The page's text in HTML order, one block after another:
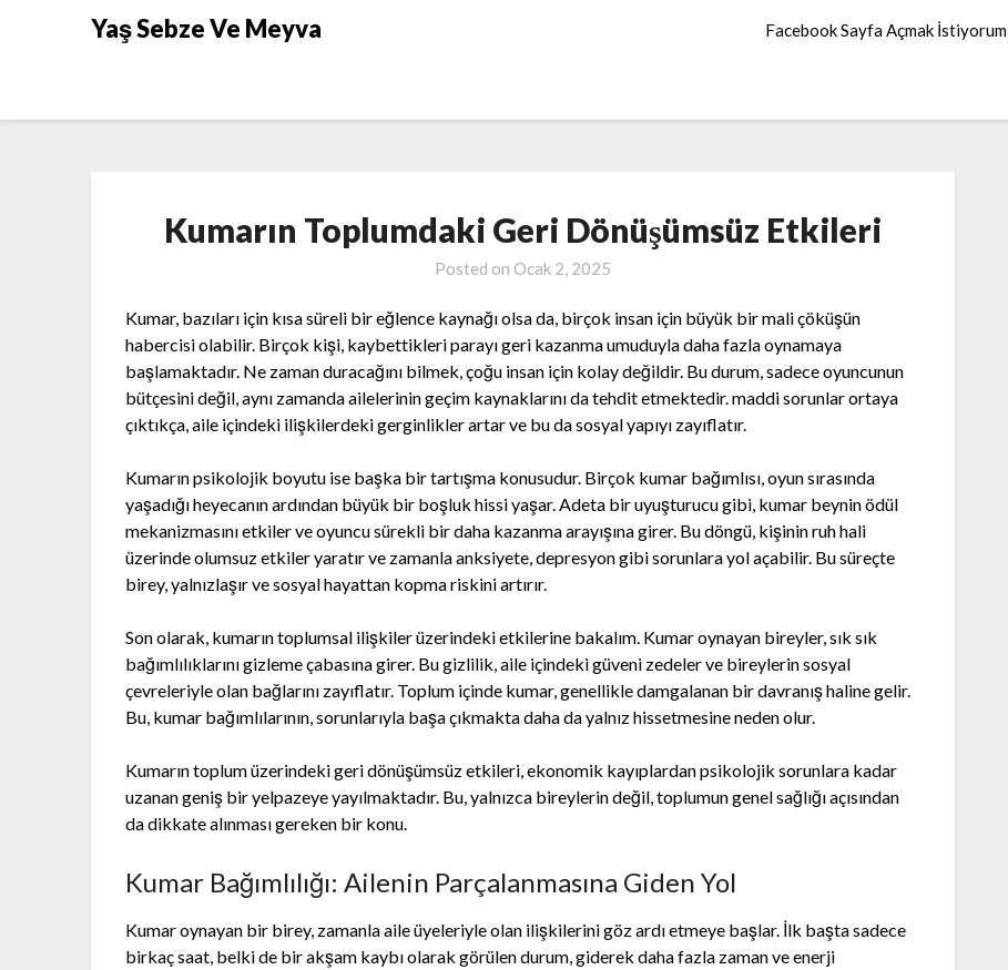
Yaş Sebze Ve Meyva Facebook Sayfa Açmak İstiyorum
Kumarın Toplumdaki Geri Dönüşümsüz Etkileri
Posted on Ocak 2, 2025
Kumar, bazıları için kısa süreli bir eğlence kaynağı olsa da, birçok insan için büyük bir mali çöküşün
habercisi olabilir. Birçok kişi, kaybettikleri parayı geri kazanma umuduyla daha fazla oynamaya
başlamaktadır. Ne zaman duracağını bilmek, çoğu insan için kolay değildir. Bu durum, sadece oyuncunun
bütçesini değil, aynı zamanda ailelerinin geçim kaynaklarını da tehdit etmektedir. maddi sorunlar ortaya
çıktıkça, aile içindeki ilişkilerdeki gerginlikler artar ve bu da sosyal yapıyı zayıflatır.
Kumarın psikolojik boyutu ise başka bir tartışma konusudur. Birçok kumar bağımlısı, oyun sırasında
yaşadığı heyecanın ardından büyük bir boşluk hissi yaşar. Adeta bir uyuşturucu gibi, kumar beynin ödül
mekanizmasını etkiler ve oyuncu sürekli bir daha kazanma arayışına girer. Bu döngü, kişinin ruh hali
üzerinde olumsuz etkiler yaratır ve zamanla anksiyete, depresyon gibi sorunlara yol açabilir. Bu süreçte
birey, yalnızlaşır ve sosyal hayattan kopma riskini artırır.
Son olarak, kumarın toplumsal ilişkiler üzerindeki etkilerine bakalım. Kumar oynayan bireyler, sık sık
bağımlılıklarını gizleme çabasına girer. Bu gizlilik, aile içindeki güveni zedeler ve bireylerin sosyal
çevreleriyle olan bağlarını zayıflatır. Toplum içinde kumar, genellikle damgalanan bir davranış haline gelir.
Bu, kumar bağımlılarının, sorunlarıyla başa çıkmakta daha da yalnız hissetmesine neden olur.
Kumarın toplum üzerindeki geri dönüşümsüz etkileri, ekonomik kayıplardan psikolojik sorunlara kadar
uzanan geniş bir yelpazeye yayılmaktadır. Bu, yalnızca bireylerin değil, toplumun genel sağlığı açısından
da dikkate alınması gereken bir konu.
Kumar Bağımlılığı: Ailenin Parçalanmasına Giden Yol
Kumar oynayan bir birey, zamanla aile üyeleriyle olan ilişkilerini göz ardı etmeye başlar. İlk başta sadece
birkaç saat, belki de bir akşam kaybı olarak görülen durum, giderek daha fazla zaman ve enerji